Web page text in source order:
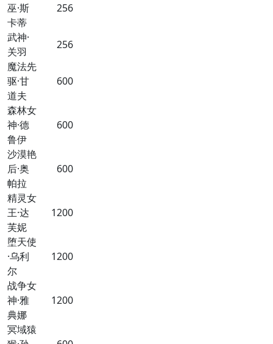
巫·斯
卡蒂
256
武神·
关羽
256
魔法先
驱·甘
道夫
600
森林女
神·德
鲁伊
600
沙漠艳
后·奥
帕拉
600
精灵女
王·达
芙妮
1200
堕天使
·乌利
尔
1200
战争女
神·雅
典娜
1200
冥域猿